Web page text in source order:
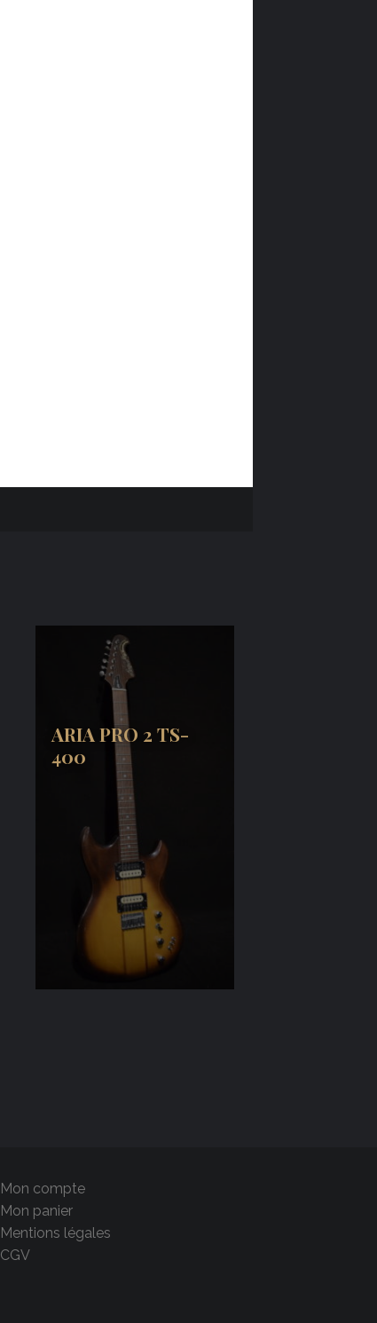
ARIA PRO 2 TS-
400
Mon compte
Mon panier
Mentions légales
CGV